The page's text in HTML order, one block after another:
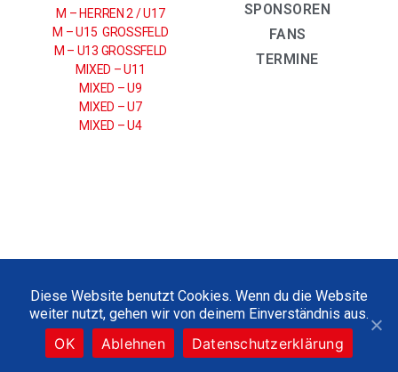
M – HERREN 2 / U17
M – U15 GROSSFELD
M – U13 GROSSFELD
MIXED – U11
MIXED – U9
MIXED – U7
MIXED – U4
SPONSOREN
FANS
TERMINE
2021 © UHC SPARKASSE WEISSENFELS E.V
Diese Website benutzt Cookies. Wenn du die Website
weiter nutzt, gehen wir von deinem Einverständnis aus.
OK Ablehnen Datenschutzerklärung